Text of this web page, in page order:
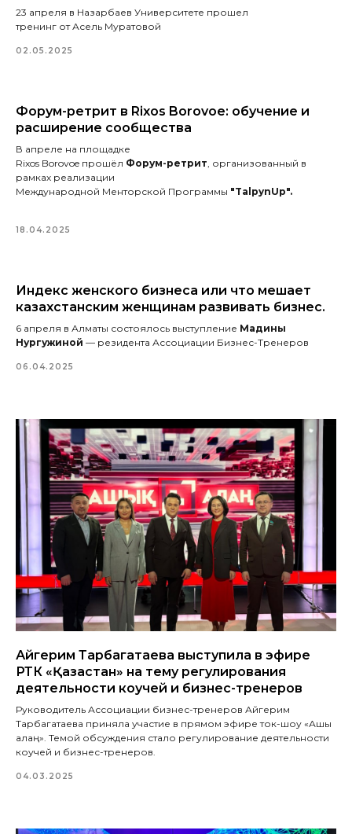
23 апреля в Назарбаев Университете прошел
тренинг от Асель Муратовой
02.05.2025
Форум-ретрит в Rixos Borovoe: обучение и
расширение сообщества
В апреле на площадке
Rixos Borovoe прошёл Форум-ретрит, организованный в
рамках реализации
Международной Менторской Программы "TalpynUp".
18.04.2025
Индекс женского бизнеса или что мешает
казахстанским женщинам развивать бизнес.
6 апреля в Алматы состоялось выступление Мадины
Нургужиной — резидента Ассоциации Бизнес-Тренеров
06.04.2025
Айгерим Тарбагатаева выступила в эфире
РТК «Қазақстан» на тему регулирования
деятельности коучей и бизнес-тренеров
Руководитель Ассоциации бизнес-тренеров Айгерим
Тарбагатаева приняла участие в прямом эфире ток-шоу «Ашық
алаң». Темой обсуждения стало регулирование деятельности
коучей и бизнес-тренеров.
04.03.2025